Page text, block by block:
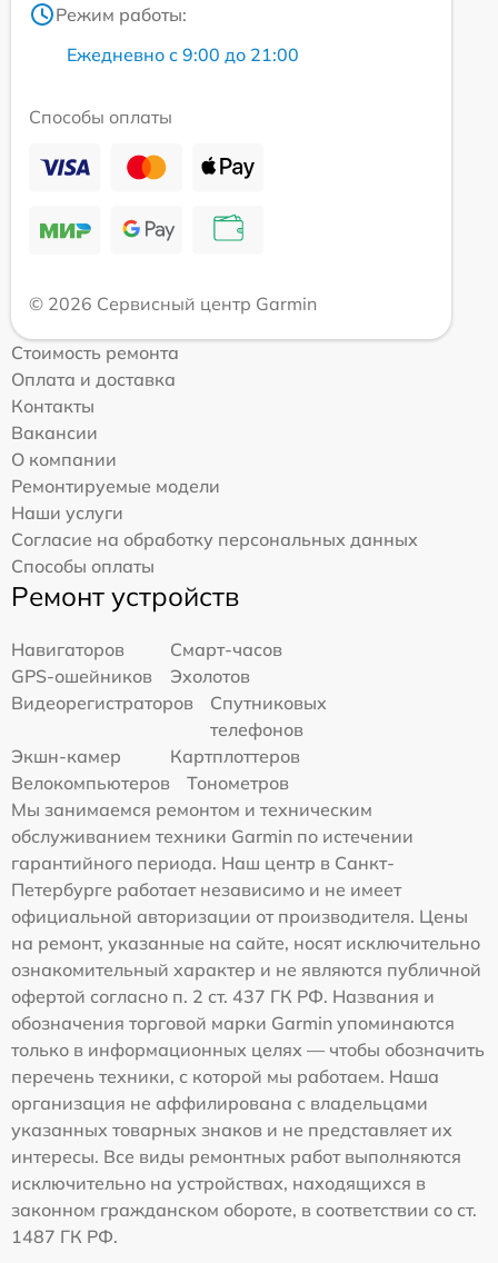
Режим работы:
Ежедневно с 9:00 до 21:00
Способы оплаты
© 2026 Сервисный центр Garmin
Стоимость ремонта
Оплата и доставка
Контакты
Вакансии
О компании
Ремонтируемые модели
Наши услуги
Согласие на обработку персональных данных
Способы оплаты
Ремонт устройств
Навигаторов
Смарт-часов
GPS-ошейников
Эхолотов
Видеорегистраторов
Спутниковых
телефонов
Экшн-камер
Картплоттеров
Велокомпьютеров
Тонометров
Мы занимаемся ремонтом и техническим
обслуживанием техники Garmin по истечении
гарантийного периода. Наш центр в Санкт-
Петербурге работает независимо и не имеет
официальной авторизации от производителя. Цены
на ремонт, указанные на сайте, носят исключительно
ознакомительный характер и не являются публичной
офертой согласно п. 2 ст. 437 ГК РФ. Названия и
обозначения торговой марки Garmin упоминаются
только в информационных целях — чтобы обозначить
перечень техники, с которой мы работаем. Наша
организация не аффилирована с владельцами
указанных товарных знаков и не представляет их
интересы. Все виды ремонтных работ выполняются
исключительно на устройствах, находящихся в
законном гражданском обороте, в соответствии со ст.
1487 ГК РФ.